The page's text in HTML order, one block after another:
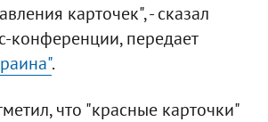
карточек", - сказал
конференции, передает
.
что "красные карточки"